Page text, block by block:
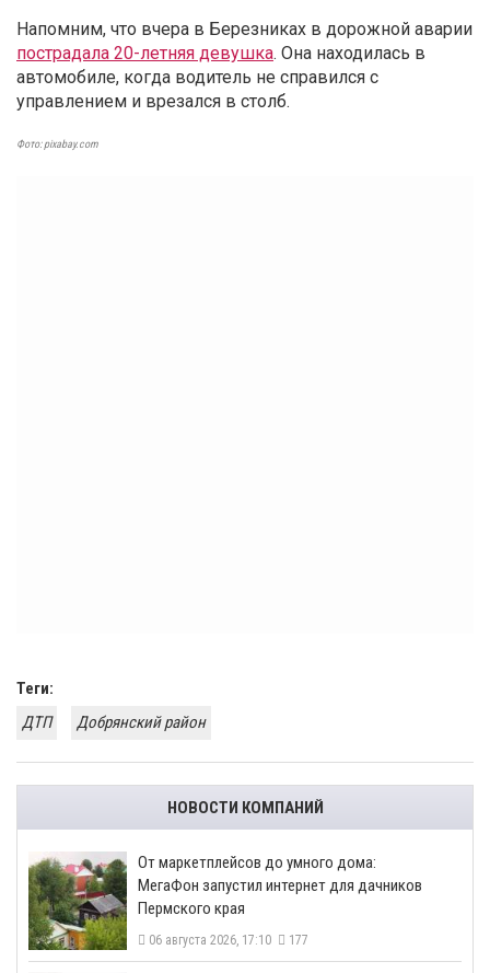
Напомним, что вчера в Березниках в дорожной аварии
пострадала 20-летняя девушка. Она находилась в
автомобиле, когда водитель не справился с
управлением и врезался в столб.
Фото: pixabay.com
Теги:
ДТП
Добрянский район
НОВОСТИ КОМПАНИЙ
От маркетплейсов до умного дома:
МегаФон запустил интернет для дачников
Пермского края
06 августа 2026, 17:10 177